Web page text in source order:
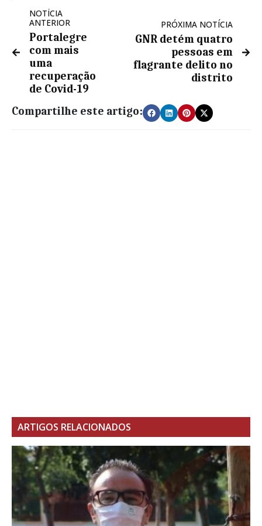
NOTÍCIA
ANTERIOR
Portalegre
com mais
uma
recuperação
de Covid-19
PRÓXIMA NOTÍCIA
GNR detém quatro
pessoas em
flagrante delito no
distrito
Compartilhe este artigo:
ARTIGOS RELACIONADOS